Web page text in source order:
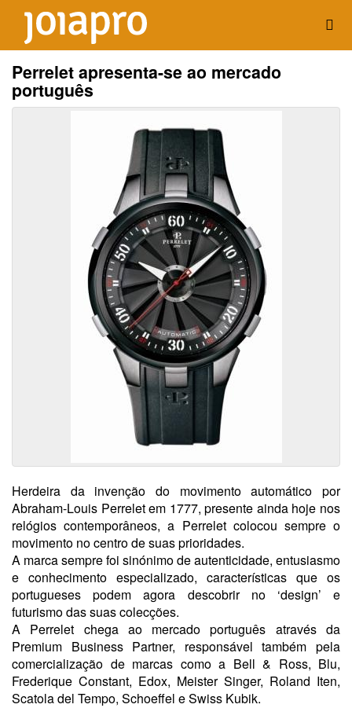
Perrelet apresenta-se ao mercado
português
Herdeira da invenção do movimento automático por
Abraham-Louis Perrelet em 1777, presente ainda hoje nos
relógios contemporâneos, a Perrelet colocou sempre o
movimento no centro de suas prioridades.
A marca sempre foi sinónimo de autenticidade, entusiasmo
e conhecimento especializado, características que os
portugueses podem agora descobrir no ‘design’ e
futurismo das suas colecções.
A Perrelet chega ao mercado português através da
Premium Business Partner, responsável também pela
comercialização de marcas como a Bell & Ross, Blu,
Frederique Constant, Edox, Meister Singer, Roland Iten,
Scatola del Tempo, Schoeffel e Swiss Kubik.